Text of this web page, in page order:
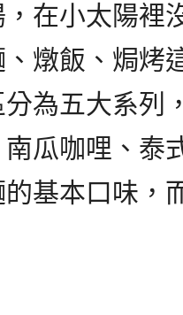
在小太陽裡
燉飯、焗烤
為五大系列
瓜咖哩、泰
基本口味，